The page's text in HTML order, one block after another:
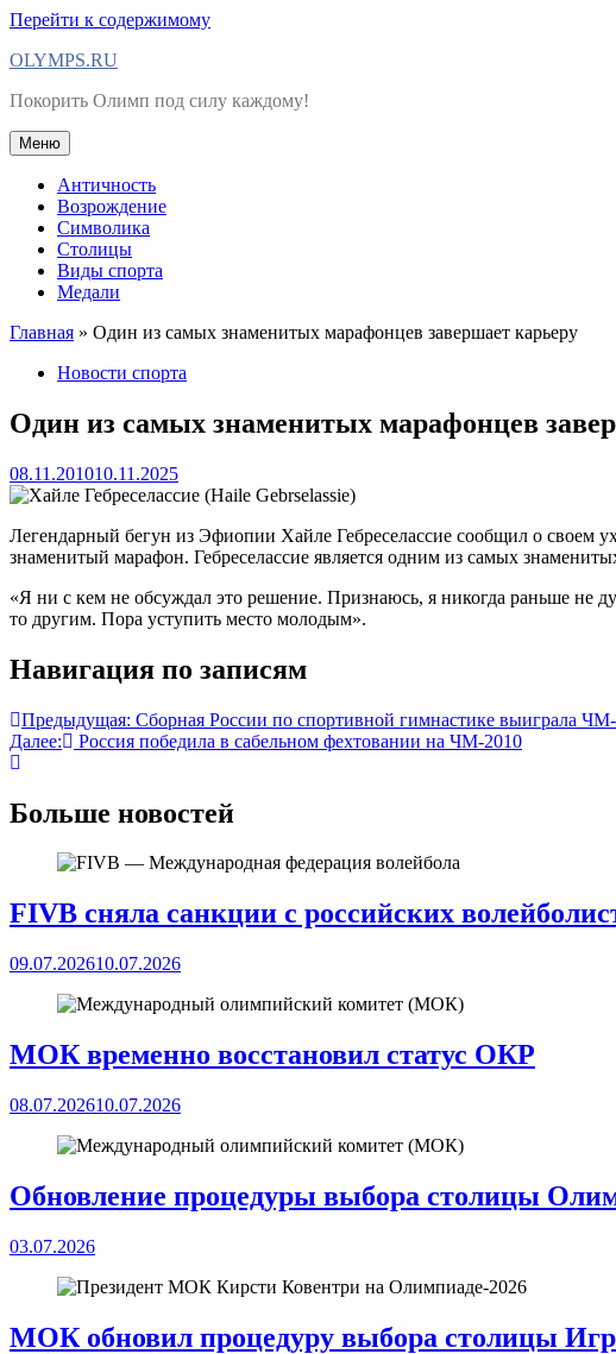
Перейти к содержимому
OLYMPS.RU
Покорить Олимп под силу каждому!
Меню
Античность
Возрождение
Символика
Столицы
Виды спорта
Медали
Главная » Один из самых знаменитых марафонцев завершает карьеру
Новости спорта
Один из самых знаменитых марафонцев
08.11.201010.11.2025
Легендарный бегун из Эфиопии Хайле Гебреселассие сообщил о своем
знаменитый марафон. Гебреселассие является одним из самых
«Я ни с кем не обсуждал это решение. Признаюсь, я никогда раньше не
то другим. Пора уступить место молодым».
Навигация по записям
Предыдущая: Сборная России по спортивной гимнастике выиграла
Далее:
Россия победила в сабельном фехтовании на ЧМ-2010
Больше новостей
FIVB сняла санкции с российских
09.07.202610.07.2026
МОК временно восстановил статус ОКР
08.07.202610.07.2026
Обновление процедуры выбора столицы
03.07.2026
МОК обновил процедуру выбора столицы Игр